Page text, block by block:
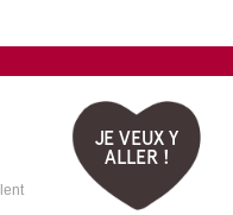
JE VEUX Y
ALLER !